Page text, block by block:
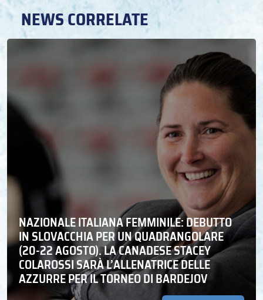
NEWS CORRELATE
NAZIONALE ITALIANA FEMMINILE: DEBUTTO
IN SLOVACCHIA PER UN QUADRANGOLARE
(20-22 AGOSTO). LA CANADESE STACEY
COLAROSSI SARÀ L’ALLENATRICE DELLE
AZZURRE PER IL TORNEO DI BARDEJOV